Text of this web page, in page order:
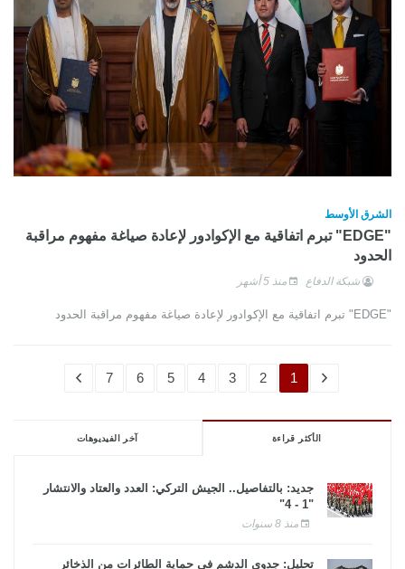
الشرق الأوسط
"EDGE" تبرم اتفاقية مع الإكوادور لإعادة صياغة مفهوم مراقبة
الحدود
شبكة الدفاع منذ 5 أشهر
"EDGE" تبرم اتفاقية مع الإكوادور لإعادة صياغة مفهوم مراقبة الحدود
1
2
3
4
5
6
7
الأكثر قراءة آخر الفيديوهات
جديد: بالتفاصيل.. الجيش التركي: العدد والعتاد والانتشار
"1 - 4"
منذ 8 سنوات
تحليل: جدوى الدشم فى حماية الطائرات من الذخائر